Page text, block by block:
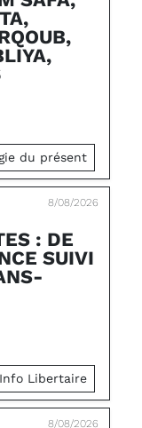
du présent
8/08/2026
: DE
SUIVI
Info Libertaire
8/08/2026